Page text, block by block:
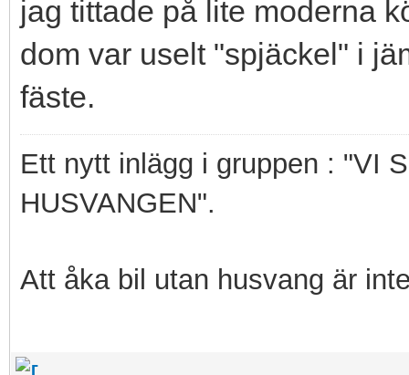
jag tittade på lite moderna
dom var uselt "spjäckel" i
fäste.
Ett nytt inlägg i gruppen : "VI
HUSVANGEN".
Att åka bil utan husvang är